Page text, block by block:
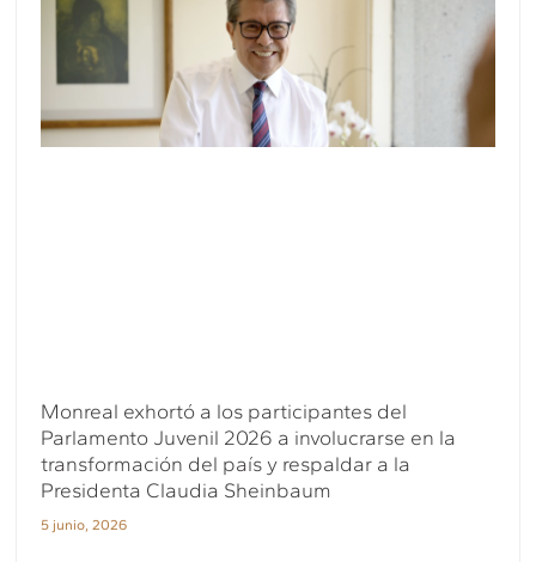
Monreal exhortó a los participantes del
Parlamento Juvenil 2026 a involucrarse en la
transformación del país y respaldar a la
Presidenta Claudia Sheinbaum
5 junio, 2026